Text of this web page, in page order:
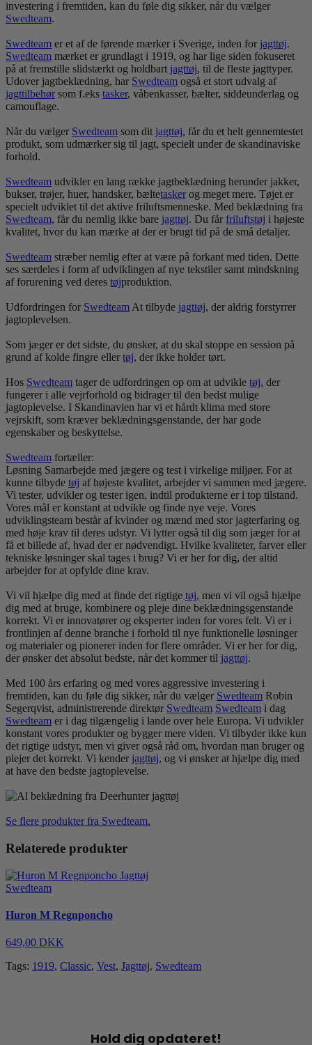
investering i fremtiden, kan du føle dig sikker, når du vælger
Swedteam.
Swedteam er et af de førende mærker i Sverige, inden for jagttøj.
Swedteam mærket er grundlagt i 1919, og har lige siden fokuseret
på at fremstille slidstærkt og holdbart jagttøj, til de fleste jagttyper.
Udover jagtbeklædning, har Swedteam også et stort udvalg af
jagttilbehør som f.eks tasker, våbenkasser, bælter, siddeunderlag og
camouflage.
Når du vælger Swedteam som dit jagttøj, får du et helt gennemtestet
produkt, som udmærker sig til jagt, specielt under de skandinaviske
forhold.
Swedteam udvikler en lang række jagtbeklædning herunder jakker,
bukser, trøjer, huer, handsker, bæltetasker og meget mere. Tøjet er
specielt udviklet til det aktive friluftsmenneske. Med beklædning fra
Swedteam, får du nemlig ikke bare jagttøj. Du får friluftstøj i højeste
kvalitet, hvor du kan mærke at der er brugt tid på de små detaljer.
Swedteam stræber nemlig efter at være på forkant med tiden. Dette
ses særdeles i form af udviklingen af nye tekstiler samt mindskning
af forurening ved deres tøjproduktion.
Udfordringen for Swedteam At tilbyde jagttøj, der aldrig forstyrrer
jagtoplevelsen.
Som jæger er det sidste, du ønsker, at du skal stoppe en session på
grund af kolde fingre eller tøj, der ikke holder tørt.
Hos Swedteam tager de udfordringen op om at udvikle tøj, der
fungerer i alle vejrforhold og bidrager til den bedst mulige
jagtoplevelse. I Skandinavien har vi et hårdt klima med store
vejrskift, som kræver beklædningsgenstande, der har gode
egenskaber og beskyttelse.
Swedteam fortæller:
Løsning Samarbejde med jægere og test i virkelige miljøer. For at
kunne tilbyde tøj af højeste kvalitet, arbejder vi sammen med jægere.
Vi tester, udvikler og tester igen, indtil produkterne er i top tilstand.
Vores mål er konstant at udvikle og finde nye veje. Vores
udviklingsteam består af kvinder og mænd med stor jagterfaring og
med høje krav til deres udstyr. Vi lytter også til dig som jæger for at
få et billede af, hvad der er nødvendigt. Hvilke kvaliteter, farver eller
tekniske løsninger skal tages i brug? Vi er her for dig, der altid
arbejder for at opfylde dine krav.
Vi vil hjælpe dig med at finde det rigtige tøj, men vi vil også hjælpe
dig med at bruge, kombinere og pleje dine beklædningsgenstande
korrekt. Vi er innovatører og eksperter inden for vores felt. Vi er i
frontlinjen af ​​denne branche i forhold til nye funktionelle løsninger
og materialer og pionerer inden for flere områder. Vi er her for dig,
der ønsker det absolut bedste, når det kommer til jagttøj.
Med 100 års erfaring og med vores aggressive investering i
fremtiden, kan du føle dig sikker, når du vælger Swedteam Robin
Segerqvist, administrerende direktør Swedteam Swedteam i dag
Swedteam er i dag tilgængelig i lande over hele Europa. Vi udvikler
konstant vores produkter og bygger mere viden. Vi tilbyder ikke kun
det rigtige udstyr, men vi giver også råd om, hvordan man bruger og
plejer det korrekt. Vi kender jagttøj, og vi ønsker at hjælpe dig med
at have den bedste jagtoplevelse.
Se flere produkter fra Swedteam.
Relaterede produkter
Swedteam
Huron M Regnponcho
649,00 DKK
Tags: 1919, Classic, Vest, Jagttøj, Swedteam
Hold dig opdateret!